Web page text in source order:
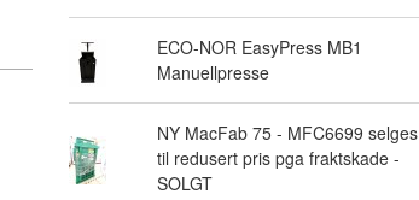
ECO-NOR EasyPress MB1
Manuellpresse
NY MacFab 75 - MFC6699 selges
til redusert pris pga fraktskade -
SOLGT